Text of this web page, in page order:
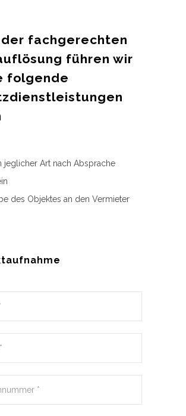
der fachgerechten
führen wir
folgende
jeglicher Art nach Absprache
des Objektes an den Vermieter